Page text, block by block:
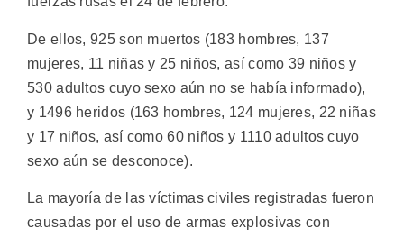
De ellos, 925 son muertos (183 hombres, 137
mujeres, 11 niñas y 25 niños, así como 39 niños y
530 adultos cuyo sexo aún no se había informado),
y 1496 heridos (163 hombres, 124 mujeres, 22 niñas
y 17 niños, así como 60 niños y 1110 adultos cuyo
sexo aún se desconoce).
La mayoría de las víctimas civiles registradas fueron
causadas por el uso de armas explosivas con